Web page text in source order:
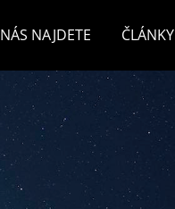
NAJDETE ČLÁNKY